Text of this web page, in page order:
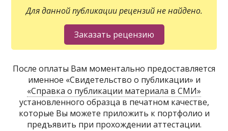
Для данной публикации рецензий не найдено.
После оплаты Вам моментально предоставляется
именное «Свидетельство о публикации» и
«Справка о публикации материала в СМИ»
установленного образца в печатном качестве,
которые Вы можете приложить к портфолио и
предъявить при прохождении аттестации.